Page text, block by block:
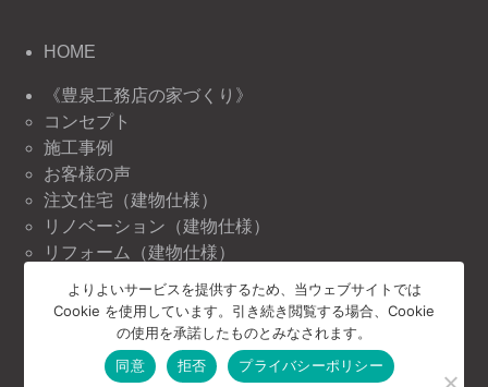
HOME
《豊泉工務店の家づくり》
コンセプト
施工事例
お客様の声
注文住宅（建物仕様）
リノベーション（建物仕様）
リフォーム（建物仕様）
《豊泉工務店の情報》
ニュース＆トピックス
イベント情報
よりよいサービスを提供するため、当ウェブサイトでは
Cookie を使用しています。引き続き閲覧する場合、Cookie
の使用を承諾したものとみなされます。
同意
拒否 プライバシーポリシー